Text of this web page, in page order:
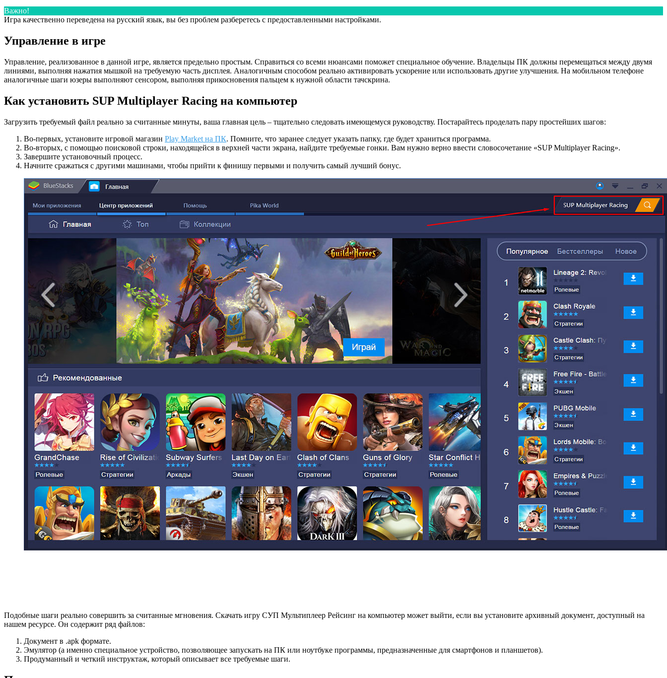
Важно!
Игра качественно переведена на русский язык, вы без проблем разберетесь с предоставленными настройками.
Управление в игре
Управление, реализованное в данной игре, является предельно простым. Справиться со всеми нюансами поможет специальное обучение. Владельцы ПК должны перемещаться между двумя
линиями, выполняя нажатия мышкой на требуемую часть дисплея. Аналогичным способом реально активировать ускорение или использовать другие улучшения. На мобильном телефоне
аналогичные шаги юзеры выполняют сенсором, выполняя прикосновения пальцем к нужной области тачскрина.
Как установить SUP Multiplayer Racing на компьютер
Загрузить требуемый файл реально за считанные минуты, ваша главная цель – тщательно следовать имеющемуся руководству. Постарайтесь проделать пару простейших шагов:
Во-первых, установите игровой магазин Play Market на ПК. Помните, что заранее следует указать папку, где будет храниться программа.
Во-вторых, с помощью поисковой строки, находящейся в верхней части экрана, найдите требуемые гонки. Вам нужно верно ввести словосочетание «SUP Multiplayer Racing».
Завершите установочный процесс.
Начните сражаться с другими машинами, чтобы прийти к финишу первыми и получить самый лучший бонус.
Подобные шаги реально совершить за считанные мгновения. Скачать игру СУП Мультиплеер Рейсинг на компьютер может выйти, если вы установите архивный документ, доступный на
нашем ресурсе. Он содержит ряд файлов:
Документ в .apk формате.
Эмулятор (а именно специальное устройство, позволяющее запускать на ПК или ноутбуке программы, предназначенные для смартфонов и планшетов).
Продуманный и четкий инструктаж, который описывает все требуемые шаги.